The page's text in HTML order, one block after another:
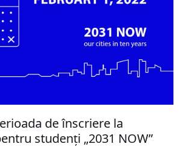
de înscriere la
studenți „2031 NOW”